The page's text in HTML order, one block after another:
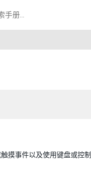
摸事件以及使用键盘或控制